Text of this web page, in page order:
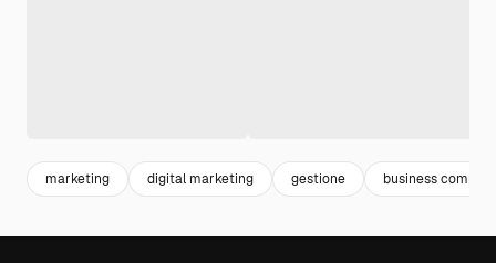
marketing digital marketing gestione business